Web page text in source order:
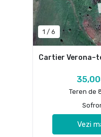
1 / 6
Cartier
Teren de
Vezi